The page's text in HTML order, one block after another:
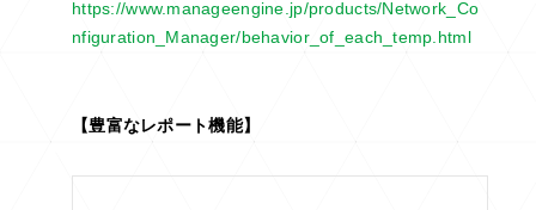
https://www.manageengine.jp/products/Network_Co
nfiguration_Manager/behavior_of_each_temp.html
【豊富なレポート機能】